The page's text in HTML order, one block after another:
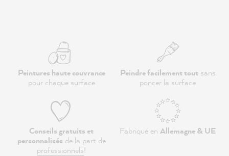
Peintures haute couvrance
pour chaque surface
Peindre facilement toutsans
poncer la surface
Conseils gratuits et
personnalisés de la part de
professionnels!
Fabriqué en Allemagne & UE